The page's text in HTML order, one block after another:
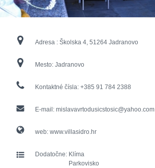
Adresa : Školska 4, 51264 Jadranovo
Mesto: Jadranovo
Kontaktné čísla: +385 91 784 2388
E-mail: mislavavrtodusicstosic@yahoo.com
web: www.villasidro.hr
Dodatočne: Klíma
Parkovisko